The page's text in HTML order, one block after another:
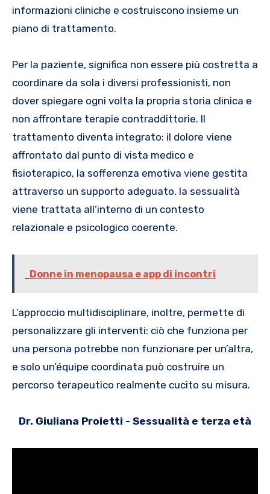
informazioni cliniche e costruiscono insieme un
piano di trattamento.
Per la paziente, significa non essere più costretta a
coordinare da sola i diversi professionisti, non
dover spiegare ogni volta la propria storia clinica e
non affrontare terapie contraddittorie. Il
trattamento diventa integrato: il dolore viene
affrontato dal punto di vista medico e
fisioterapico, la sofferenza emotiva viene gestita
attraverso un supporto adeguato, la sessualità
viene trattata all’interno di un contesto
relazionale e psicologico coerente.
Donne in menopausa e app di incontri
L’approccio multidisciplinare, inoltre, permette di
personalizzare gli interventi: ciò che funziona per
una persona potrebbe non funzionare per un’altra,
e solo un’équipe coordinata può costruire un
percorso terapeutico realmente cucito su misura.
Dr. Giuliana Proietti - Sessualità e terza età